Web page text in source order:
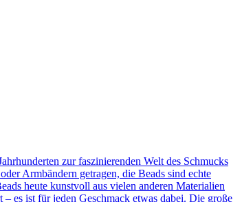
zur faszinierenden Welt des Schmucks
Armbändern getragen, die Beads sind echte
heute kunstvoll aus vielen anderen Materialien
es ist für jeden Geschmack etwas dabei. Die große